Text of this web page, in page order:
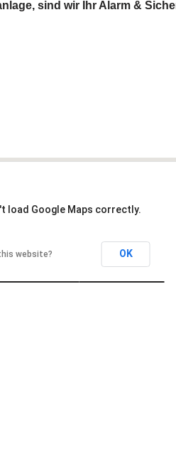
sind wir Ihr Alarm &
load Google Maps correctly.
website? OK